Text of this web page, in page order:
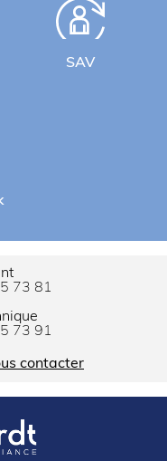
SAV
73 81
73 91
contacter